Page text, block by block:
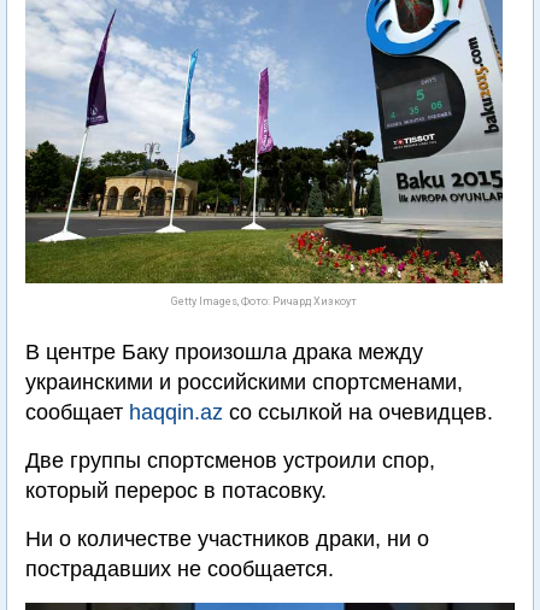
Getty Images, Фото: Ричард Хизкоут
В центре Баку произошла драка между
украинскими и российскими спортсменами,
сообщает haqqin.az со ссылкой на очевидцев.
Две группы спортсменов устроили спор,
который перерос в потасовку.
Ни о количестве участников драки, ни о
пострадавших не сообщается.